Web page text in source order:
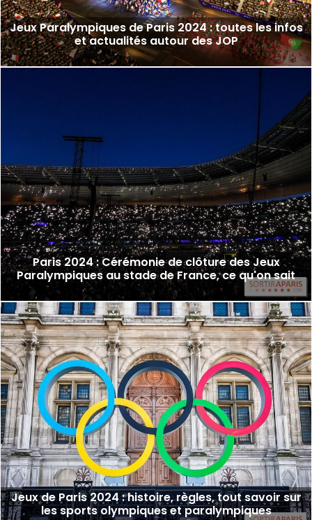
Jeux Paralympiques de Paris 2024 : toutes les infos
et actualités autour des JOP
Paris 2024 : Cérémonie de clôture des Jeux
Paralympiques au stade de France, ce qu'on sait
Jeux de Paris 2024 : histoire, règles, tout savoir sur
les sports olympiques et paralympiques